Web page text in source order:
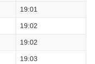
19:01
19:02
19:02
19:03